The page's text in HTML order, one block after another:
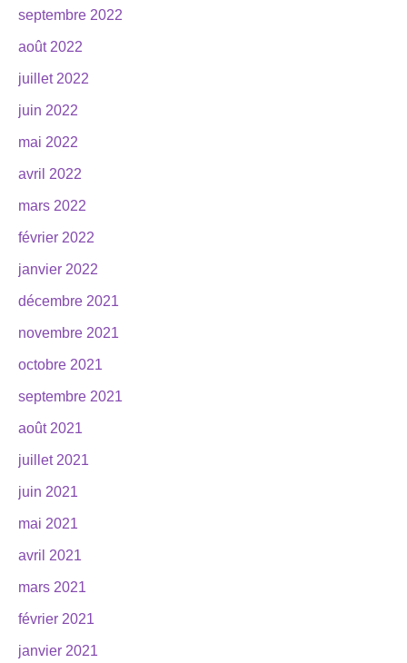
septembre 2022
août 2022
juillet 2022
juin 2022
mai 2022
avril 2022
mars 2022
février 2022
janvier 2022
décembre 2021
novembre 2021
octobre 2021
septembre 2021
août 2021
juillet 2021
juin 2021
mai 2021
avril 2021
mars 2021
février 2021
janvier 2021